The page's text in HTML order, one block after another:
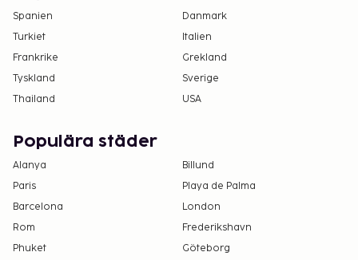
spabehandlingar. Bokningar kan göras genom
att kontakta detta hotell innan ankomsten
Endast registrerade gäster är tillåtna på
boendets rum.
Gäster kan be om anslutande rum genom att
kontakta boendet direkt med
kontaktuppgifterna i bokningsbekräftelsen.
Kontaktfri incheckning och kontaktfri
utcheckning är tillgängliga.
Spanien
Danmark
Turkiet
Italien
Frankrike
Grekland
Tyskland
Sverige
Thailand
USA
Populära städer
Alanya
Billund
Paris
Playa de Palma
Barcelona
London
Rom
Frederikshavn
Phuket
Göteborg